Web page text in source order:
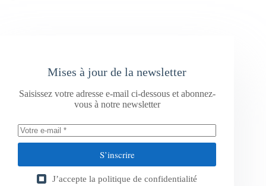
Mises à jour de la newsletter
Saisissez votre adresse e-mail ci-dessous et abonnez-
vous à notre newsletter
S’inscrire
J’accepte la politique de confidentialité